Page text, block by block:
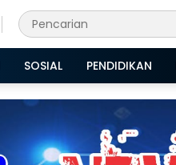
SOSIAL PENDIDIKAN